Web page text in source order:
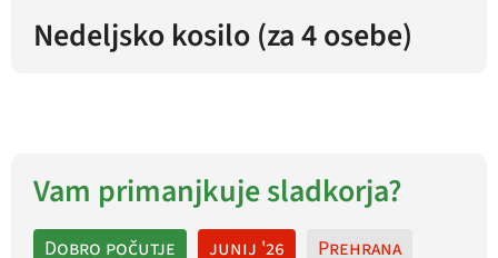
Nedeljsko kosilo (za 4 osebe)
Vam primanjkuje sladkorja?
Dobro počutje junij '26 Prehrana